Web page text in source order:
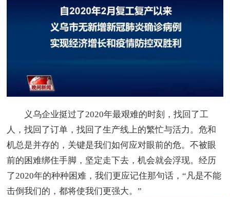
义乌企业挺过了2020年最艰难的时刻，找回了工
人，找回了订单，找回了生产线上的繁忙与活力。危和
机总是并存的，关键是我们如何应对眼前的危。不被眼
前的困难绑住手脚，坚定走下去，机会就会浮现。经历
了2020年的种种困难，我们更应记住那句话，“凡是不能
击倒我们的，都将使我们更强大。”